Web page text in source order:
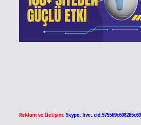
Reklam ve İletişim: Skype: live:.cid.575569c608265c69